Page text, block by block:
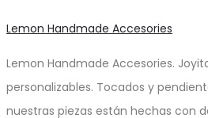
Lemon Handmade Accesories
Lemon Handmade Accesories.
personalizables. Tocados y
nuestras piezas están hechas con